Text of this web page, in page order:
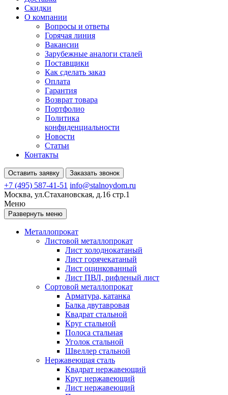
Скидки
О компании
Вопросы и ответы
Горячая линия
Вакансии
Зарубежные аналоги сталей
Поставщики
Как сделать заказ
Оплата
Гарантия
Возврат товара
Портфолио
Политика
конфиденциальности
Новости
Статьи
Контакты
Оставить заявку Заказать звонок
+7 (495) 587-41-51 info@stalnoydom.ru
Москва, ул.Стахановская, д.16 стр.1
Меню
Развернуть меню
Металлопрокат
Листовой металлопрокат
Лист холоднокатаный
Лист горячекатаный
Лист оцинкованный
Лист ПВЛ, рифленый лист
Сортовой металлопрокат
Арматура, катанка
Балка двутавровая
Квадрат стальной
Круг стальной
Полоса стальная
Уголок стальной
Швеллер стальной
Нержавеющая сталь
Квадрат нержавеющий
Круг нержавеющий
Лист нержавеющий